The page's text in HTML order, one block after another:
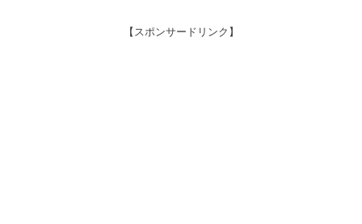
【スポンサードリンク】